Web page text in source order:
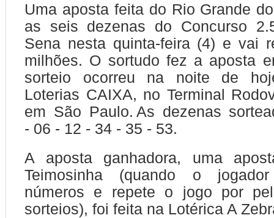
Uma aposta feita do Rio Grande
as seis dezenas do Concurso
Sena nesta quinta-feira (4) e vai
milhões. O sortudo fez a aposta
sorteio ocorreu na noite de
Loterias CAIXA, no Terminal
em São Paulo. As dezenas
- 06 - 12 - 34 - 35 - 53.
A aposta ganhadora, uma
Teimosinha (quando o
números e repete o jogo por
sorteios), foi feita na Lotérica A